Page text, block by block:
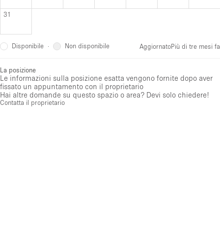
31
Disponibile · Non disponibile AggiornatoPiù di tre mesi fa
La posizione
Le informazioni sulla posizione esatta vengono fornite dopo aver
fissato un appuntamento con il proprietario
Hai altre domande su questo spazio o area? Devi solo chiedere!
Contatta il proprietario